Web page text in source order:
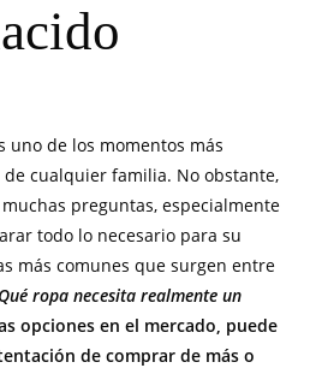
uno de los momentos más
cualquier familia. No obstante,
preguntas, especialmente
todo lo necesario para su
más comunes que surgen entre
ropa necesita realmente un
opciones en el mercado, puede
de comprar de más o